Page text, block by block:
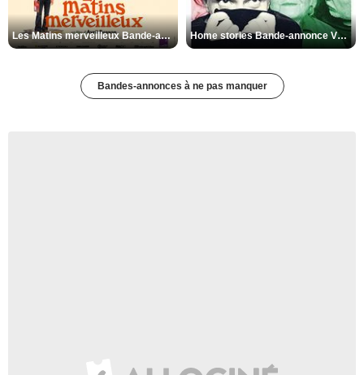
Les Matins merveilleux Bande-annonce VF Home stories Bande-annonce VO STFR
Bandes-annonces à ne pas manquer